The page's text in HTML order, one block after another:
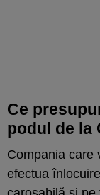
Ce
podul de la
Compania care
efectua